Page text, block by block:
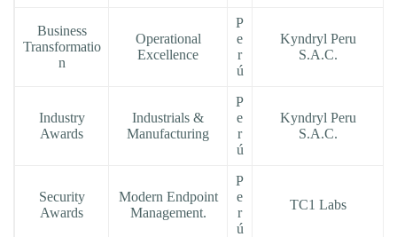
Business
Transformatio
n
Operational
Excellence
P
e
r
ú
Kyndryl Peru
S.A.C.
Industry
Awards
Industrials &
Manufacturing
P
e
r
ú
Kyndryl Peru
S.A.C.
Security
Awards
Modern Endpoint
Management.
P
e
r
ú
TC1 Labs